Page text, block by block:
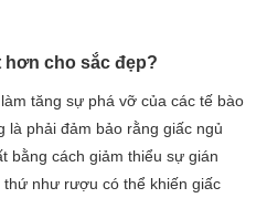
cho sắc đẹp?
tăng sự phá vỡ của các tế bào
là phải đảm bảo rằng giấc ngủ
bằng cách giảm thiểu sự gián
như rượu có thể khiến giấc